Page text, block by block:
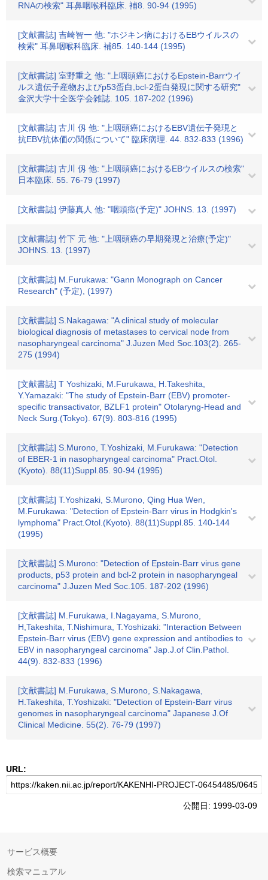
RNAの検索" 耳鼻咽喉科臨床. 補8. 90-94 (1995)
[文献書誌] 吉崎智一 他: "ホジキン病におけるEBウイルスの
検索" 耳鼻咽喉科臨床. 補85. 140-144 (1995)
[文献書誌] 室野重之 他: "上咽頭癌におけるEpstein-Barrウイ
ルス遺伝子産物およびp53蛋白,bcl-2蛋白発現に関する研究"
金沢大学十全医学会雑誌. 105. 187-202 (1996)
[文献書誌] 古川 仭 他: "上咽頭癌におけるEBV遺伝子発現と
抗EBV抗体価の関係について" 臨床病理. 44. 832-833 (1996)
[文献書誌] 古川 仭 他: "上咽頭癌におけるEBウイルスの検索"
日本臨床. 55. 76-79 (1997)
[文献書誌] 伊藤真人 他: "咽頭癌(予定)" JOHNS. 13. (1997)
[文献書誌] 竹下 元 他: "上咽頭癌の早期発現と治療(予定)"
JOHNS. 13. (1997)
[文献書誌] M.Furukawa: "Gann Monograph on Cancer
Research" (予定), (1997)
[文献書誌] S.Nakagawa: "A clinical study of molecular
biological diagnosis of metastases to cervical node from
nasopharyngeal carcinoma" J.Juzen Med Soc.103(2). 265-
275 (1994)
[文献書誌] T Yoshizaki, M.Furukawa, H.Takeshita,
Y.Yamazaki: "The study of Epstein-Barr (EBV) promoter-
specific transactivator, BZLF1 protein" Otolaryng-Head and
Neck Surg.(Tokyo). 67(9). 803-816 (1995)
[文献書誌] S.Murono, T.Yoshizaki, M.Furukawa: "Detection
of EBER-1 in nasopharyngeal carcinoma" Pract.Otol.
(Kyoto). 88(11)Suppl.85. 90-94 (1995)
[文献書誌] T.Yoshizaki, S.Murono, Qing Hua Wen,
M.Furukawa: "Detection of Epstein-Barr virus in Hodgkin's
lymphoma" Pract.Otol.(Kyoto). 88(11)Suppl.85. 140-144
(1995)
[文献書誌] S.Murono: "Detection of Epstein-Barr virus gene
products, p53 protein and bcl-2 protein in nasopharyngeal
carcinoma" J.Juzen Med Soc.105. 187-202 (1996)
[文献書誌] M.Furukawa, I.Nagayama, S.Murono,
H,Takeshita, T.Nishimura, T.Yoshizaki: "Interaction Between
Epstein-Barr virus (EBV) gene expression and antibodies to
EBV in nasopharyngeal carcinoma" Jap.J.of Clin.Pathol.
44(9). 832-833 (1996)
[文献書誌] M.Furukawa, S.Murono, S.Nakagawa,
H.Takeshita, T.Yoshizaki: "Detection of Epstein-Barr virus
genomes in nasopharyngeal carcinoma" Japanese J.Of
Clinical Medicine. 55(2). 76-79 (1997)
URL:
公開日: 1999-03-09
サービス概要
検索マニュアル